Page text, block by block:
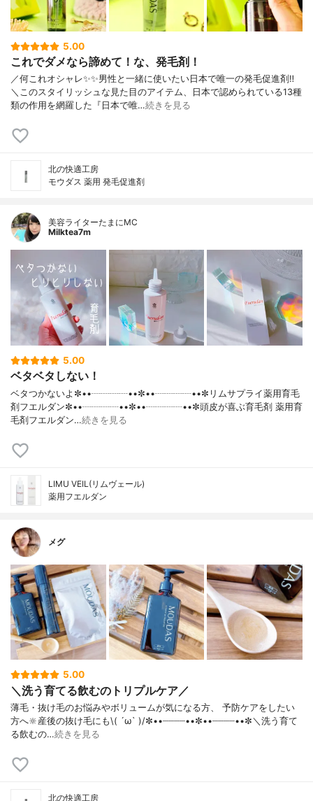
5.00
これでダメなら諦めて！な、発毛剤！
／何これオシャレ✨✨男性と一緒に使いたい日本で唯一の発毛促進剤‼︎
＼このスタイリッシュな見た目のアイテム、日本で認められている13種
類の作用を網羅した『日本で唯…続きを見る
北の快適工房
モウダス 薬用 発毛促進剤
美容ライターたまにMC
Milktea7m
5.00
ベタベタしない！
ベタつかないよ✼••┈┈┈┈••✼••┈┈┈┈••✼リムサプライ薬用育毛
剤フエルダン✼••┈┈┈┈••✼••┈┈┈┈••✼頭皮が喜ぶ育毛剤 薬用育
毛剤フエルダン…続きを見る
LIMU VEIL(リムヴェール)
薬用フエルダン
メグ
5.00
＼洗う育てる飲むのトリプルケア／
薄毛・抜け毛のお悩みやボリュームが気になる方、 予防ケアをしたい
方へ🔆産後の抜け毛にも\( ´ω` )/✼••┈┈┈┈••✼••┈┈┈┈••✼＼洗う育て
る飲むの…続きを見る
北の快適工房